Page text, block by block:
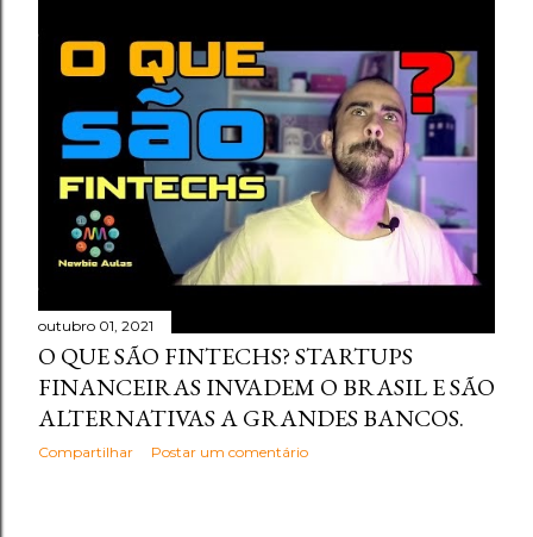
outubro 01, 2021
O QUE SÃO FINTECHS? STARTUPS
FINANCEIRAS INVADEM O BRASIL E SÃO
ALTERNATIVAS A GRANDES BANCOS.
Compartilhar Postar um comentário